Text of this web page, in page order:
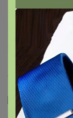
6 июля, 2020
Юбка ,размер S,